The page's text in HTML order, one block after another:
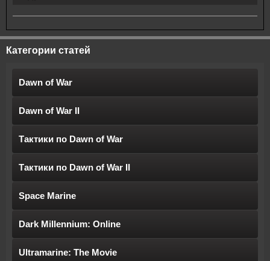
Категории статей
Dawn of War
Dawn of War II
Тактики по Dawn of War
Тактики по Dawn of War II
Space Marine
Dark Millennium: Online
Ultramarine: The Movie